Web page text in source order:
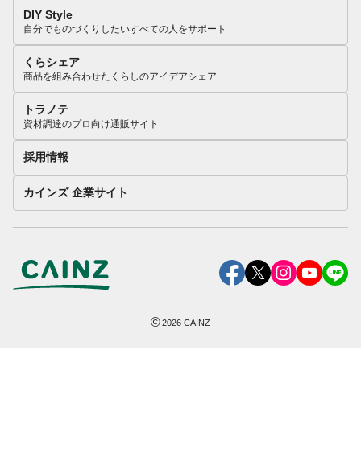
DIY Style
自分でものづくりしたいすべての人をサポート
くらシェア
商品を組み合わせたくらしのアイデアシェア
トラノテ
資材調達のプロ向け通販サイト
採用情報
カインズ 企業サイト
©2026 CAINZ